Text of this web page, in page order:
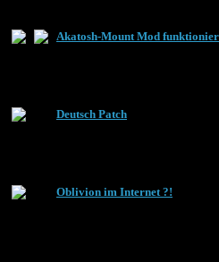
Akatosh-Mount Mod
Deutsch Patch
Oblivion im Internet ?!